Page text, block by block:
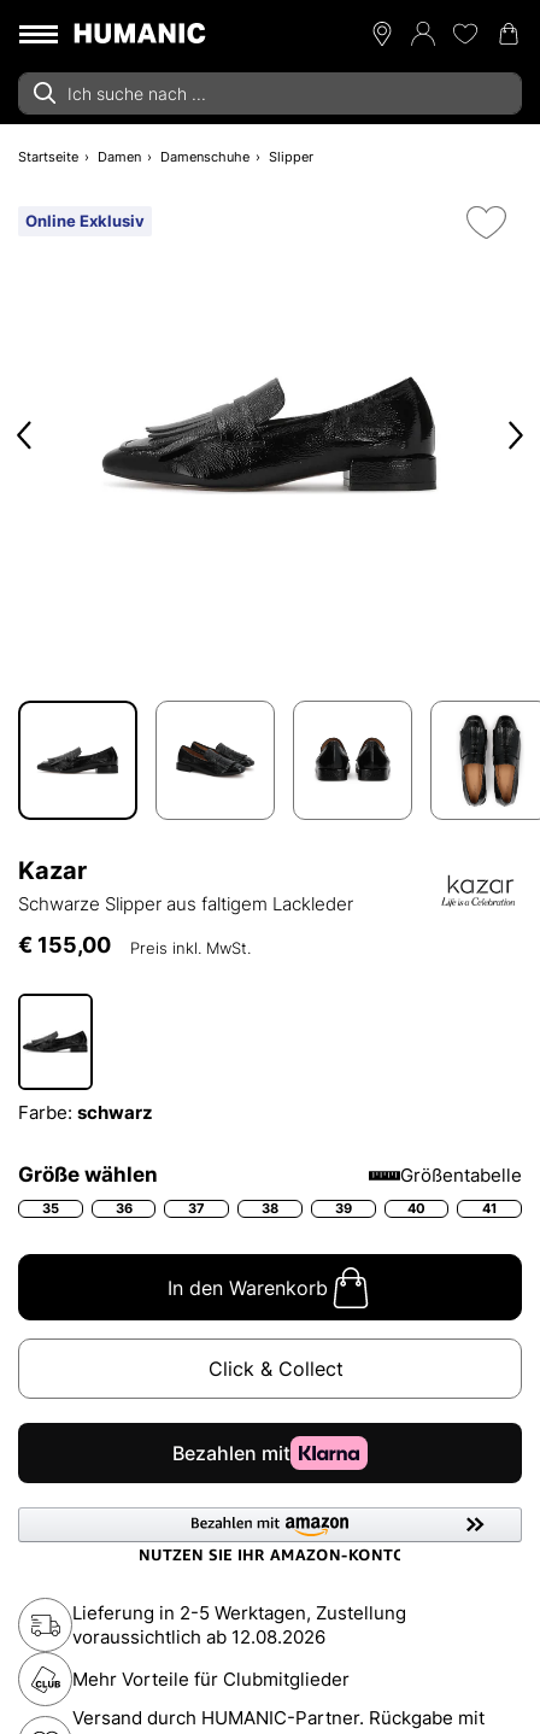
Startseite Damen Damenschuhe Slipper
Online Exklusiv
Kazar
Schwarze Slipper aus faltigem Lackleder
€ 155,00 Preis inkl. MwSt.
Farbe: schwarz
Größe wählen Größentabelle
35 36 37 38 39 40 41
In den Warenkorb
Click & Collect
Lieferung in 2-5 Werktagen, Zustellung
voraussichtlich ab 12.08.2026
Mehr Vorteile für Clubmitglieder
Versand durch HUMANIC-Partner. Rückgabe mit